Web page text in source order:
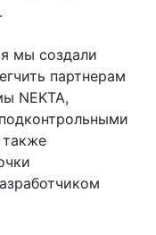
.
мы создали
партнерам
NEKTA,
также